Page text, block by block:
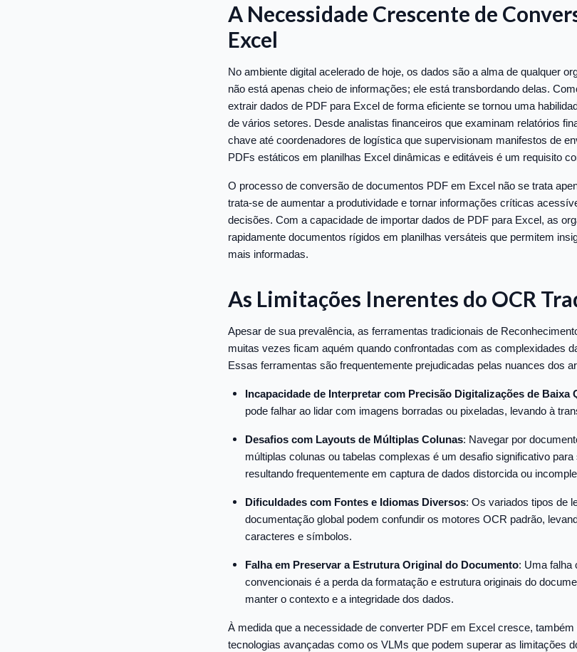
A Necessidade Crescente de
Excel
No ambiente digital acelerado de hoje, os dados são a alma de qualquer
não está apenas cheio de informações; ele está transbordando delas.
extrair dados de PDF para Excel de forma eficiente se tornou uma
de vários setores. Desde analistas financeiros que examinam relatórios
chave até coordenadores de logística que supervisionam manifestos de
PDFs estáticos em planilhas Excel dinâmicas e editáveis é um requisito
O processo de conversão de documentos PDF em Excel não se trata
trata-se de aumentar a produtividade e tornar informações críticas
decisões. Com a capacidade de importar dados de PDF para Excel, as
rapidamente documentos rígidos em planilhas versáteis que permitem
mais informadas.
As Limitações Inerentes do OCR
Apesar de sua prevalência, as ferramentas tradicionais de
muitas vezes ficam aquém quando confrontadas com as complexidades
Essas ferramentas são frequentemente prejudicadas pelas nuances dos
Incapacidade de Interpretar com Precisão Digitalizações de Baixa
pode falhar ao lidar com imagens borradas ou pixeladas, levando à
Desafios com Layouts de Múltiplas Colunas: Navegar por
múltiplas colunas ou tabelas complexas é um desafio significativo
resultando frequentemente em captura de dados distorcida ou
Dificuldades com Fontes e Idiomas Diversos: Os variados tipos de
documentação global podem confundir os motores OCR padrão,
caracteres e símbolos.
Falha em Preservar a Estrutura Original do Documento: Uma falha
convencionais é a perda da formatação e estrutura originais do
manter o contexto e a integridade dos dados.
À medida que a necessidade de converter PDF em Excel cresce,
tecnologias avançadas como os VLMs que podem superar as limitações